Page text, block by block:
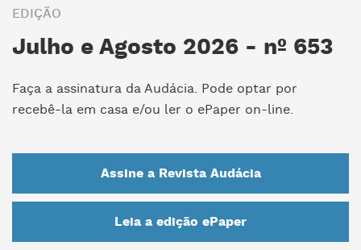
EDIÇÃO
Julho e Agosto 2026 - nº 653
Faça a assinatura da Audácia. Pode optar por
recebê-la em casa e/ou ler o ePaper on-line.
Assine a Revista Audácia
Leia a edição ePaper